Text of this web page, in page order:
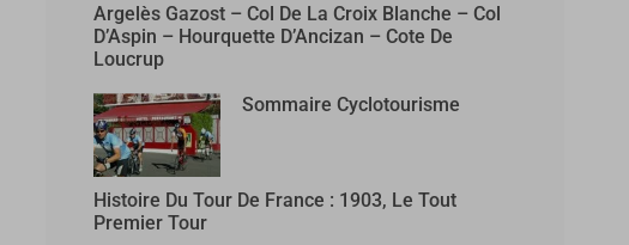
Argelès Gazost – Col De La Croix Blanche – Col
D’Aspin – Hourquette D’Ancizan – Cote De
Loucrup
Sommaire Cyclotourisme
Histoire Du Tour De France : 1903, Le Tout
Premier Tour